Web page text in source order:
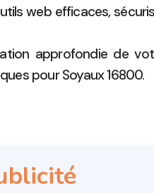
web efficaces,
approfondie de
pour Soyaux 16800.